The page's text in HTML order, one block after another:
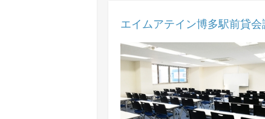
エイムアテイン博多駅前貸